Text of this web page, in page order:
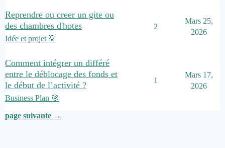
Reprendre ou creer un gite ou
des chambres d'hotes
Idée et projet 💡
2
Mars 25,
2026
Comment intégrer un différé
entre le déblocage des fonds et
le début de l’activité ?
Business Plan 🎯
1
Mars 17,
2026
page suivante →